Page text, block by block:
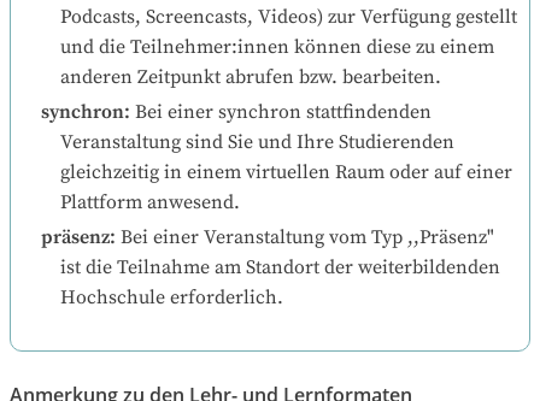
Podcasts, Screencasts, Videos) zur Verfügung gestellt
und die Teilnehmer:innen können diese zu einem
anderen Zeitpunkt abrufen bzw. bearbeiten.
synchron: Bei einer synchron stattfindenden
Veranstaltung sind Sie und Ihre Studierenden
gleichzeitig in einem virtuellen Raum oder auf einer
Plattform anwesend.
präsenz: Bei einer Veranstaltung vom Typ ,,Präsenz"
ist die Teilnahme am Standort der weiterbildenden
Hochschule erforderlich.
Anmerkung zu den Lehr- und Lernformaten